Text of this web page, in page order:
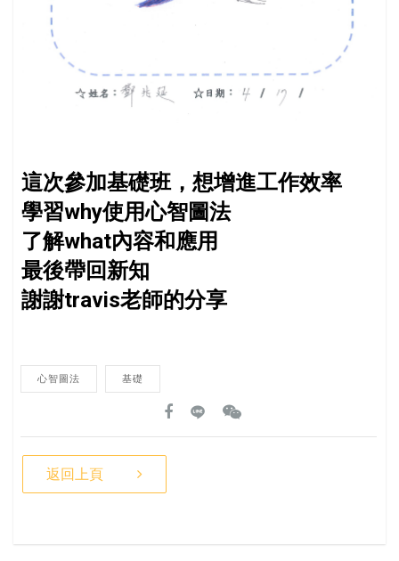
這次參加基礎班，想增進工作效率
學習why使用心智圖法
了解what內容和應用
最後帶回新知
謝謝travis老師的分享
心智圖法 基礎
返回上頁